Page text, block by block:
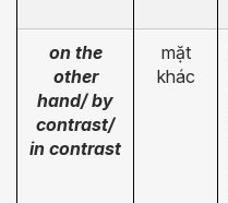
on the
other
hand/ by
contrast/
in contrast
mặt
khác